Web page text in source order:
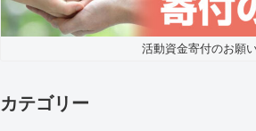
活動資金寄付のお願
カテゴリー